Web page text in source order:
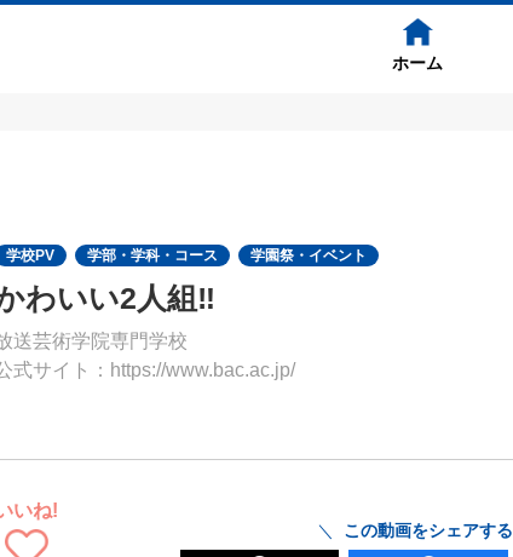
ホーム
学校PV 学部・学科・コース 学園祭・イベント
わいい2人組‼️
送芸術学院専門学校
式サイト：https://www.bac.ac.jp/
いね!
この動画をシェアする